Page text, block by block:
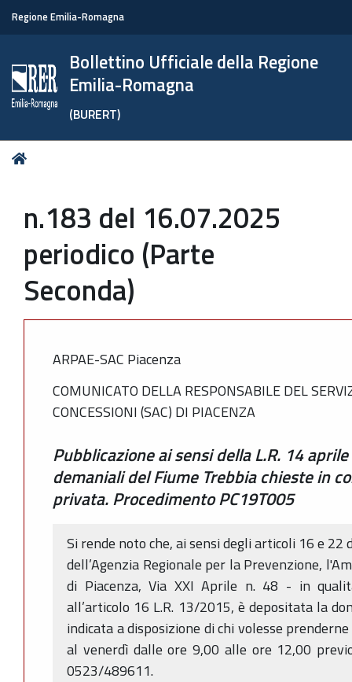
Regione Emilia-Romagna
Bollettino Ufficiale della Regione
Emilia-Romagna
(BURERT)
Tu
n.183 del 16.07.2025
periodico (Parte
Seconda)
ARPAE-SAC Piacenza
COMUNICATO DELLA RESPONSABILE DEL
CONCESSIONI (SAC) DI PIACENZA
Pubblicazione ai sensi della L.R. 14
demaniali del Fiume Trebbia chieste in
privata. Procedimento PC19T005
Si rende noto che, ai sensi degli articoli 16 e
dell’Agenzia Regionale per la Prevenzione,
di Piacenza, Via XXI Aprile n. 48 - in
all’articolo 16 L.R. 13/2015, è depositata la
indicata a disposizione di chi volesse
al venerdì dalle ore 9,00 alle ore 12,00
0523/489611.